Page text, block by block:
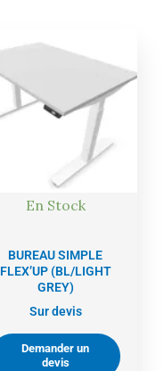
En Stock
BUREAU SIMPLE
FLEX’UP (BL/LIGHT
GREY)
Sur devis
Demander un
devis